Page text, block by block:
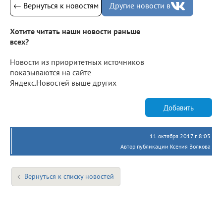
← Вернуться к новостям Другие новости в
Хотите читать наши новости раньше
всех?
Новости из приоритетных источников
показываются на сайте
Яндекс.Новостей выше других
Добавить
11 октября 2017 г. 8:05
Автор публикации Ксения Волкова
Вернуться к списку новостей